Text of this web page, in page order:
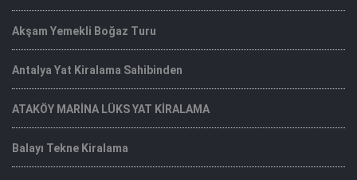
Akşam Yemekli Boğaz Turu
Antalya Yat Kiralama Sahibinden
ATAKÖY MARİNA LÜKS YAT KİRALAMA
Balayı Tekne Kiralama